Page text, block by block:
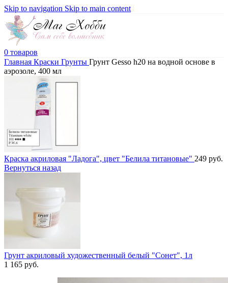
Skip to navigation Skip to main content
0 товаров
Главная Краски Грунты Грунт Gesso h20 на водной основе в
аэрозоле, 400 мл
Краска акриловая "Ладога", цвет "Белила титановые" 249 руб.
Вернуться назад
Грунт акриловый художественный белый "Сонет", 1л
1 165 руб.